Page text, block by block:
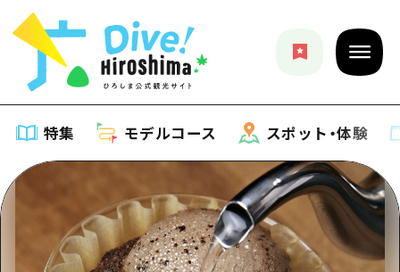
特集 モデルコース スポット・体験
特集
特集一覧
モデルコース